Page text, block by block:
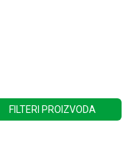
FILTERI PROIZVODA